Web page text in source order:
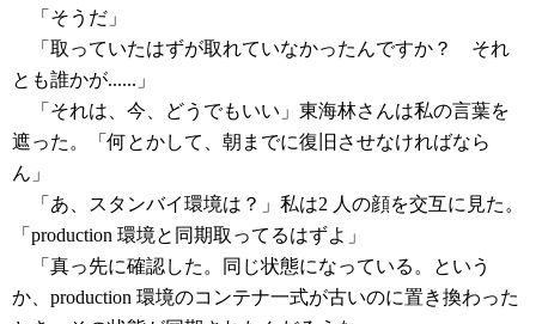
「そうだ」
「取っていたはずが取れていなかったんですか？ それ
とも誰かが......」
「それは、今、どうでもいい」東海林さんは私の言葉を
遮った。「何とかして、朝までに復旧させなければなら
ん」
「あ、スタンバイ環境は？」私は2 人の顔を交互に見た。
「production 環境と同期取ってるはずよ」
「真っ先に確認した。同じ状態になっている。という
か、production 環境のコンテナ一式が古いのに置き換わった